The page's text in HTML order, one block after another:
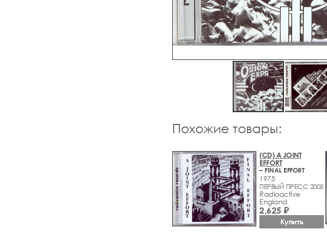
Похожие товары:
(CD) A JOINT
EFFORT
– FINAL EFFORT
1975
ПЕРВЫЙ ПРЕСС 2005
Radioactive
England
2,625 ₽
Купить